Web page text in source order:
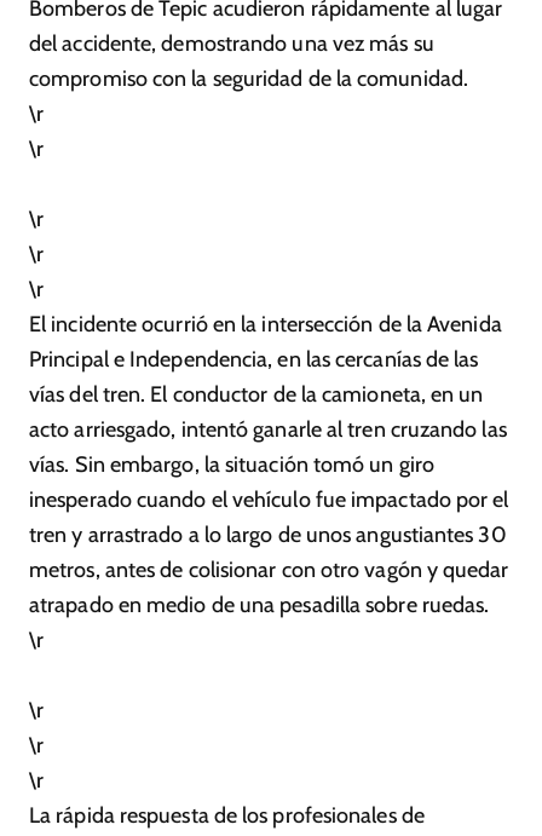
Bomberos de Tepic acudieron rápidamente al lugar
del accidente, demostrando una vez más su
compromiso con la seguridad de la comunidad.
\r
\r
\r
\r
\r
El incidente ocurrió en la intersección de la Avenida
Principal e Independencia, en las cercanías de las
vías del tren. El conductor de la camioneta, en un
acto arriesgado, intentó ganarle al tren cruzando las
vías. Sin embargo, la situación tomó un giro
inesperado cuando el vehículo fue impactado por el
tren y arrastrado a lo largo de unos angustiantes 30
metros, antes de colisionar con otro vagón y quedar
atrapado en medio de una pesadilla sobre ruedas.
\r
\r
\r
\r
La rápida respuesta de los profesionales de